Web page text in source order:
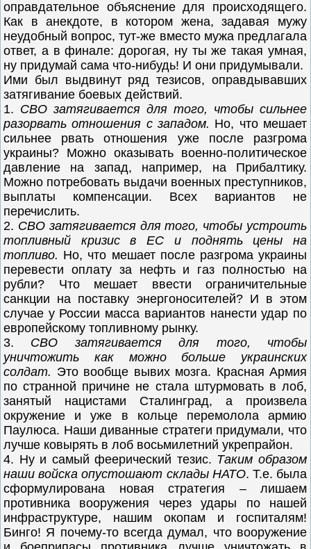
оправдательное объяснение для происходящего.
Как в анекдоте, в котором жена, задавая мужу
неудобный вопрос, тут-же вместо мужа предлагала
ответ, а в финале: дорогая, ну ты же такая умная,
ну придумай сама что-нибудь! И они придумывали.
Ими был выдвинут ряд тезисов, оправдывавших
затягивание боевых действий.
1. СВО затягивается для того, чтобы сильнее
разорвать отношения с западом. Но, что мешает
сильнее рвать отношения уже после разгрома
украины? Можно оказывать военно-политическое
давление на запад, например, на Прибалтику.
Можно потребовать выдачи военных преступников,
выплаты компенсации. Всех вариантов не
перечислить.
2. СВО затягивается для того, чтобы устроить
топливный кризис в ЕС и поднять цены на
топливо. Но, что мешает после разгрома украины
перевести оплату за нефть и газ полностью на
рубли? Что мешает ввести ограничительные
санкции на поставку энергоносителей? И в этом
случае у России масса вариантов нанести удар по
европейскому топливному рынку.
3. СВО затягивается для того, чтобы
уничтожить как можно больше украинских
солдат. Это вообще вывих мозга. Красная Армия
по странной причине не стала штурмовать в лоб,
занятый нацистами Сталинград, а произвела
окружение и уже в кольце перемолола армию
Паулюса. Наши диванные стратеги придумали, что
лучше ковырять в лоб восьмилетний укрепрайон.
4. Ну и самый феерический тезис. Таким образом
наши войска опустошают склады НАТО. Т.е. была
сформулирована новая стратегия – лишаем
противника вооружения через удары по нашей
инфраструктуре, нашим окопам и госпиталям!
Бинго! Я почему-то всегда думал, что вооружение